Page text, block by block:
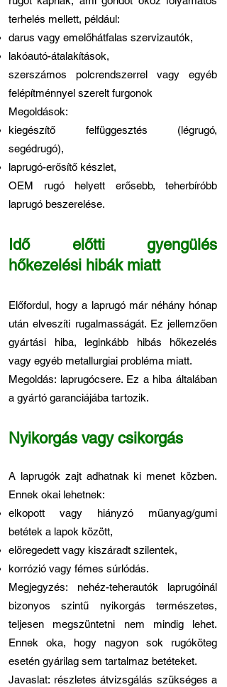
terhelés mellett, például:
darus vagy emelőhátfalas szervizautók,
lakóautó-átalakítások,
szerszámos polcrendszerrel vagy egyéb
felépítménnyel szerelt furgonok
Megoldások:
kiegészítő felfüggesztés (légrugó,
segédrugó),
laprugó-erősítő készlet,
OEM rugó helyett erősebb, teherbíróbb
laprugó beszerelése.
Idő előtti gyengülés
hőkezelési hibák miatt
Előfordul, hogy a laprugó már néhány hónap
után elveszíti rugalmasságát. Ez jellemzően
gyártási hiba, leginkább hibás hőkezelés
vagy egyéb metallurgiai probléma miatt.
Megoldás: laprugócsere. Ez a hiba általában
a gyártó garanciájába tartozik.
Nyikorgás vagy csikorgás
A laprugók zajt adhatnak ki menet közben.
Ennek okai lehetnek:
elkopott vagy hiányzó műanyag/gumi
betétek a lapok között,
elöregedett vagy kiszáradt szilentek,
korrózió vagy fémes súrlódás.
Megjegyzés: nehéz-teherautók laprugóinál
bizonyos szintű nyikorgás természetes,
teljesen megszüntetni nem mindig lehet.
Ennek oka, hogy nagyon sok rugóköteg
esetén gyárilag sem tartalmaz betéteket.
Javaslat: részletes átvizsgálás szükséges a